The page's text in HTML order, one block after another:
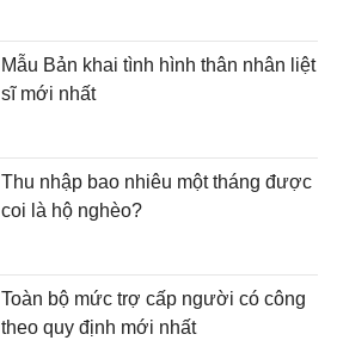
Mẫu Bản khai tình hình thân nhân liệt
sĩ mới nhất
Thu nhập bao nhiêu một tháng được
coi là hộ nghèo?
Toàn bộ mức trợ cấp người có công
theo quy định mới nhất